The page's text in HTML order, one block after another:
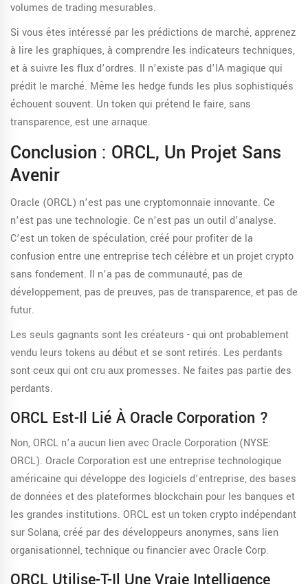
volumes de trading mesurables.
Si vous êtes intéressé par les prédictions de marché, apprenez
à lire les graphiques, à comprendre les indicateurs techniques,
et à suivre les flux d’ordres. Il n’existe pas d’IA magique qui
prédit le marché. Même les hedge funds les plus sophistiqués
échouent souvent. Un token qui prétend le faire, sans
transparence, est une arnaque.
Conclusion : ORCL, Un Projet Sans
Avenir
Oracle (ORCL) n’est pas une cryptomonnaie innovante. Ce
n’est pas une technologie. Ce n’est pas un outil d’analyse.
C’est un token de spéculation, créé pour profiter de la
confusion entre une entreprise tech célèbre et un projet crypto
sans fondement. Il n’a pas de communauté, pas de
développement, pas de preuves, pas de transparence, et pas de
futur.
Les seuls gagnants sont les créateurs - qui ont probablement
vendu leurs tokens au début et se sont retirés. Les perdants
sont ceux qui ont cru aux promesses. Ne faites pas partie des
perdants.
ORCL Est-Il Lié À Oracle Corporation ?
Non, ORCL n’a aucun lien avec Oracle Corporation (NYSE:
ORCL). Oracle Corporation est une entreprise technologique
américaine qui développe des logiciels d’entreprise, des bases
de données et des plateformes blockchain pour les banques et
les grandes institutions. ORCL est un token crypto indépendant
sur Solana, créé par des développeurs anonymes, sans lien
organisationnel, technique ou financier avec Oracle Corp.